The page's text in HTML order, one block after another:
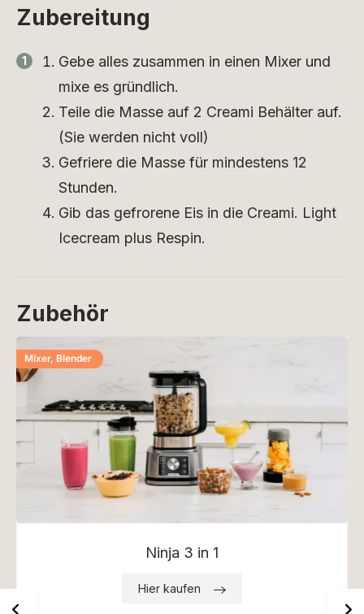
Zubereitung
Gebe alles zusammen in einen Mixer und
mixe es gründlich.
Teile die Masse auf 2 Creami Behälter auf.
(Sie werden nicht voll)
Gefriere die Masse für mindestens 12
Stunden.
Gib das gefrorene Eis in die Creami. Light
Icecream plus Respin.
Zubehör
Mixer, Blender
Ninja 3 in 1
Hier kaufen